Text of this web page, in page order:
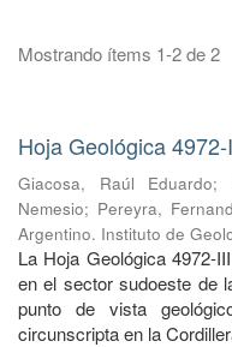
Mostrando ítems 1-2 de 2
Hoja Geológica
Giacosa, Raúl Eduardo;
Nemesio; Pereyra,
Argentino. Instituto de
La Hoja Geológica 4972-
en el sector sudoeste de
punto de vista
circunscripta en la